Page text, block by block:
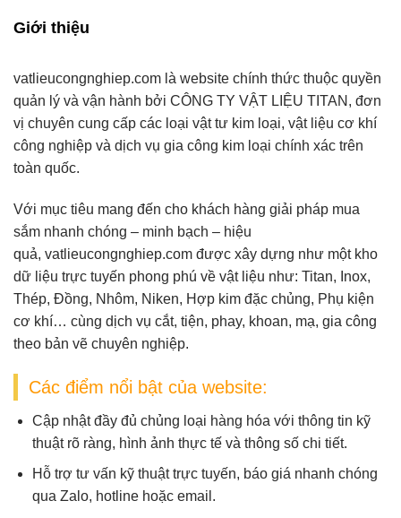
Giới thiệu
vatlieucongnghiep.com là website chính thức thuộc quyền
quản lý và vận hành bởi CÔNG TY VẬT LIỆU TITAN , đơn
vị chuyên cung cấp các loại vật tư kim loại, vật liệu cơ khí
công nghiệp và dịch vụ gia công kim loại chính xác trên
toàn quốc.
Với mục tiêu mang đến cho khách hàng giải pháp mua
sắm nhanh chóng – minh bạch – hiệu
quả, vatlieucongnghiep.com được xây dựng như một kho
dữ liệu trực tuyến phong phú về vật liệu như: Titan, Inox,
Thép, Đồng, Nhôm, Niken, Hợp kim đặc chủng, Phụ kiện
cơ khí… cùng dịch vụ cắt, tiện, phay, khoan, mạ, gia công
theo bản vẽ chuyên nghiệp.
Các điểm nổi bật của website:
Cập nhật đầy đủ chủng loại hàng hóa với thông tin kỹ
thuật rõ ràng, hình ảnh thực tế và thông số chi tiết.
Hỗ trợ tư vấn kỹ thuật trực tuyến, báo giá nhanh chóng
qua Zalo, hotline hoặc email.